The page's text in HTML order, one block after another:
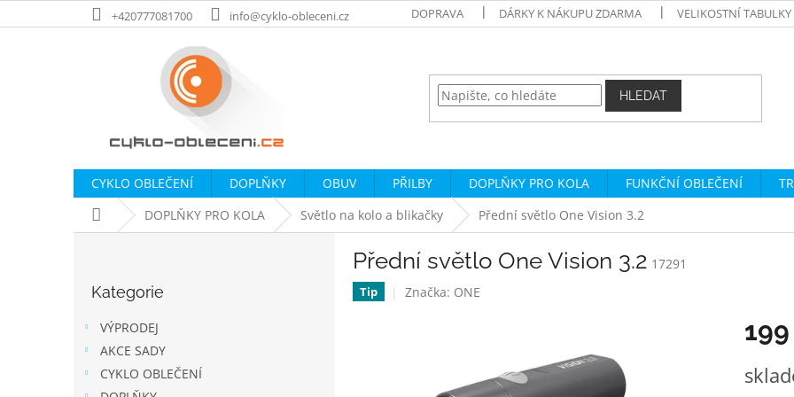
na
+420777081700 info@cyklo-obleceni.cz DOPRAVA DÁRKY K NÁKUPU ZDARMA VELIKOSTNÍ TABULKY
HLEDAT
CYKLO OBLEČENÍ DOPLŇKY OBUV PŘILBY DOPLŇKY PRO KOLA FUNKČNÍ OBLEČENÍ
Domů DOPLŇKY PRO KOLA Světlo na kolo a blikačky Přední světlo One Vision 3.2
kategorie
Kategorie
VÝPRODEJ
AKCE SADY
CYKLO OBLEČENÍ
Přední světlo One Vision 3.2 17291
Tip Značka: ONE
cena: